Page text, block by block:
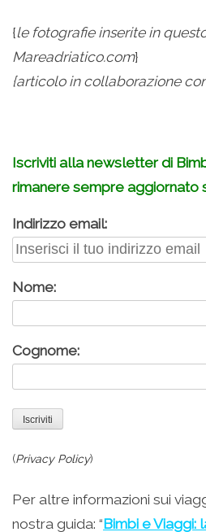
{le fotografie inserite in
Mareadriatico.com}
{articolo in collaborazione
Iscriviti alla newsletter di
rimanere sempre aggiornato
Indirizzo email:
Nome:
Cognome:
(Privacy Policy)
Per altre informazioni sui
nostra guida: “Bimbi e Viaggi: